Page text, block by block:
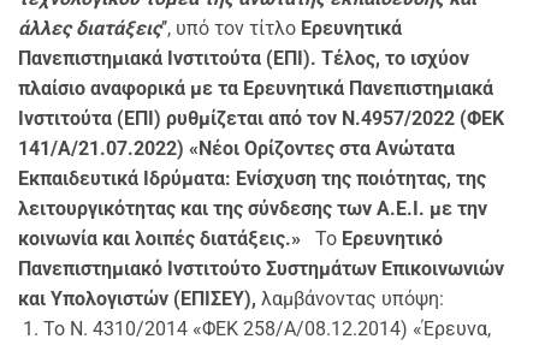
άλλες διατάξεις’’, υπό τον τίτλο Ερευνητικά
Πανεπιστημιακά Ινστιτούτα (ΕΠΙ). Τέλος, το ισχύον
πλαίσιο αναφορικά με τα Ερευνητικά Πανεπιστημιακά
Ινστιτούτα (ΕΠΙ) ρυθμίζεται από τον Ν.4957/2022 (ΦΕΚ
141/Α/21.07.2022) «Νέοι Ορίζοντες στα Ανώτατα
Εκπαιδευτικά Ιδρύματα: Ενίσχυση της ποιότητας, της
λειτουργικότητας και της σύνδεσης των Α.Ε.Ι. με την
κοινωνία και λοιπές διατάξεις.» Το Ερευνητικό
Πανεπιστημιακό Ινστιτούτο Συστημάτων Επικοινωνιών
και Υπολογιστών (ΕΠΙΣΕΥ), λαμβάνοντας υπόψη:
Το Ν. 4310/2014 «ΦΕΚ 258/Α/08.12.2014) «Έρευνα,